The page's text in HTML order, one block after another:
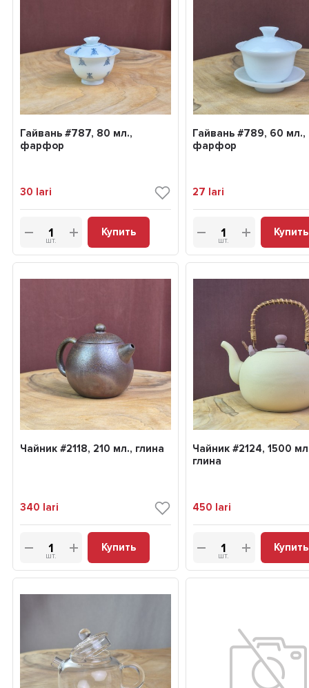
Гайвань #787, 80 мл.,
фарфор
30 lari
шт.
Купить
Гайвань #789, 60 мл.,
фарфор
27 lari
шт.
Купить
Чайник #2118, 210 мл., глина
340 lari
шт.
Купить
Чайник #2124, 1500
глина
450 lari
шт.
Купить